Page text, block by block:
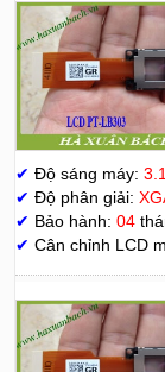
✔ Độ sáng máy:
✔ Độ phân giải:
✔ Bảo hành: 04
✔ Cân chỉnh LCD